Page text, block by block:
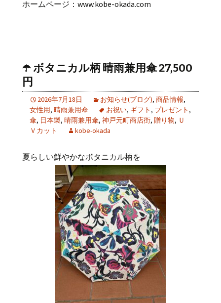
ホームページ： www.kobe-okada.com
☂️ ボタニカル柄 晴雨兼用傘 27,500
円
2026年7月18日 お知らせ(ブログ), 商品情報,
女性用, 晴雨兼用傘 お祝い, ギフト , プレゼント ,
傘, 日本製, 晴雨兼用傘, 神戸元町商店街, 贈り物, Ｕ
Ｖカット
kobe-okada
夏らしい鮮やかなボタニカル柄を